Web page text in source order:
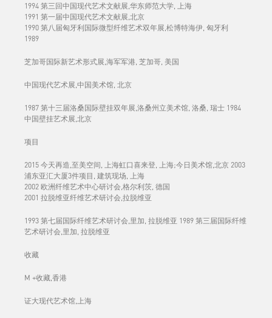
1994 第三回中国现代艺术文献展,华东师范大学, 上海
1991 第一届中国现代艺术文献展,北京
1990 第八届匈牙利国际微型纤维艺术双年展,松博特海伊, 匈牙利
1989
芝加哥国际新艺术形式展,海军军港, 芝加哥, 美国
中国现代艺术展,中国美术馆, 北京
1987 第十三届洛桑国际壁挂双年展,洛桑州立美术馆, 洛桑, 瑞士 1984
中国壁挂艺术展,北京
项目
2015 今天再造,至美空间, 上海虹口喜来登, 上海;今日美术馆,北京 2003
浦东亚汇大厦3件项目, 建筑现场, 上海
2002 欧洲纤维艺术中心研讨会,格尔利茨, 德国
2001 拉脱维亚纤维艺术研讨会,拉脱维亚
1993 第七届国际纤维艺术研讨会,里加, 拉脱维亚 1989 第三届国际纤维
艺术研讨会,里加, 拉脱维亚
收藏
M +收藏,香港
证大现代艺术馆,上海